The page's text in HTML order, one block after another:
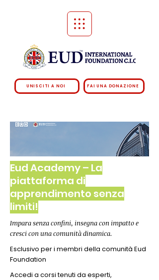
FAI UNA DONAZIONE
UNISCITI A NOI
Eud Academy – La
piattaforma di
apprendimento senza
limiti!
Impara senza confini, insegna con impatto e
cresci con una comunità dinamica.
Esclusivo per i membri della comunità Eud
Foundation
Accedi a corsi tenuti da esperti,